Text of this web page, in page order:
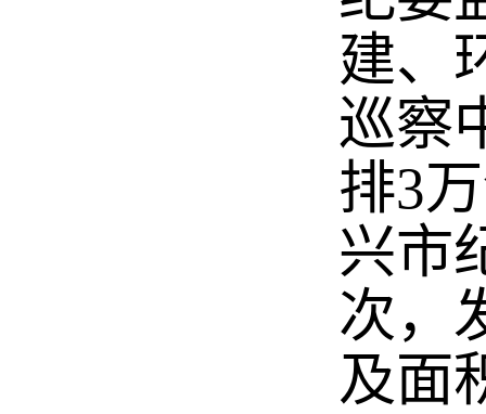
建、
巡察
排3
兴市
次，
及面